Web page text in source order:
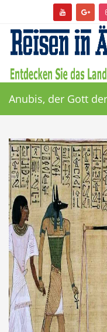
Anubis, der Gott